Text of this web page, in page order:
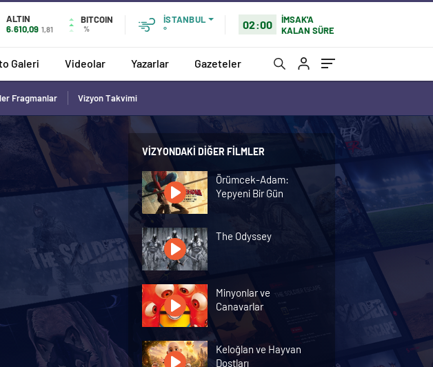
ALTIN
6.610,09 1,81
BITCOIN
%
İSTANBUL
°
02:00
İMSAK'A
KALAN SÜRE
Galeri Videolar Yazarlar Gazeteler
Fragmanlar Vizyon Takvimi
VIZYONDAKI DIĞER FILMLER
Örümcek-Adam:
Yepyeni Bir Gün
The Odyssey
Minyonlar ve
Canavarlar
Keloğlan ve Hayvan
Dostları